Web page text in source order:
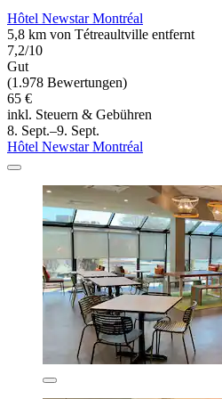
Hôtel Newstar Montréal
5,8 km von Tétreaultville entfernt
7,2/10
Gut
(1.978 Bewertungen)
65 €
inkl. Steuern & Gebühren
8. Sept.–9. Sept.
Hôtel Newstar Montréal